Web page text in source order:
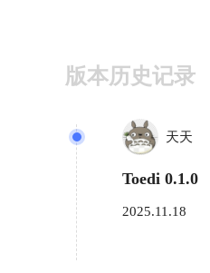
版本历史记录
天天
Toedi 0.1.0
2025.11.18